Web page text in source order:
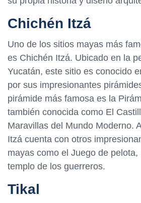
Chichén Itzá
Uno de los sitios mayas más
es Chichén Itzá. Ubicado en la
Yucatán, este sitio es conocido
por sus impresionantes
pirámide más famosa es la
también conocida como El
Maravillas del Mundo Moderno.
Itzá cuenta con otros
mayas como el Juego de pelota,
templo de los guerreros.
Tikal